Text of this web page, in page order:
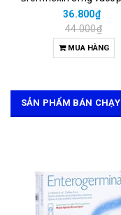
36.800₫
44.000₫
MUA HÀNG
SẢN PHẨM BÁN CHẠY